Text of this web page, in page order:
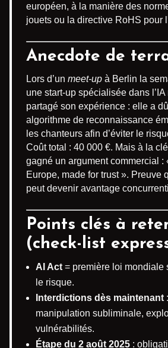
européen, à la manière des
jouets ou la directive RoHS pour
Anecdote de
Lors d’un meet-up à Berlin la
une start-up spécialisée dans
partagé son expérience : elle a
algorithme de reconnaissance
les chanteurs afin d’éviter le
Coût total : 40 000 €. Mais à la
gagné un argument commercial :
Europe, made for trust ». Preuve
peut devenir avantage
Points clés à
(check-list
AI Act = première loi mondiale
le risque.
Interdictions dès maintenant
manipulation subliminale,
vulnérabilités.
Étape du 2 août 2025 :